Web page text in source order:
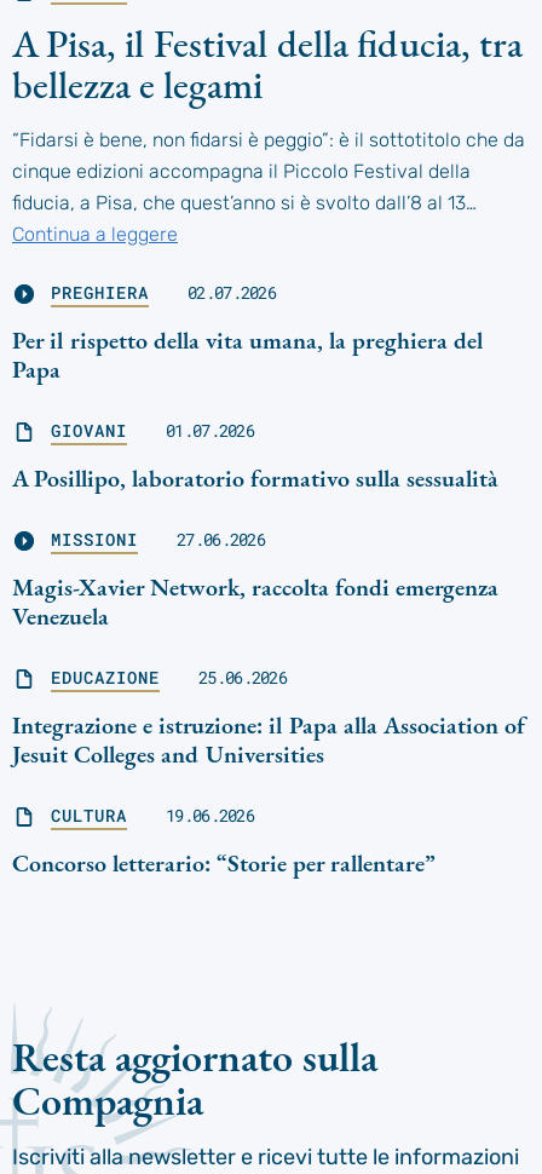
A Pisa, il Festival della fiducia, tra
bellezza e legami
“Fidarsi è bene, non fidarsi è peggio”: è il sottotitolo che da
cinque edizioni accompagna il Piccolo Festival della
fiducia, a Pisa, che quest’anno si è svolto dall’8 al 13…
Continua a leggere
PREGHIERA 02.07.2026
Per il rispetto della vita umana, la preghiera del
Papa
GIOVANI 01.07.2026
A Posillipo, laboratorio formativo sulla sessualità
MISSIONI 27.06.2026
Magis-Xavier Network, raccolta fondi emergenza
Venezuela
EDUCAZIONE 25.06.2026
Integrazione e istruzione: il Papa alla Association of
Jesuit Colleges and Universities
CULTURA 19.06.2026
Concorso letterario: “Storie per rallentare”
Resta aggiornato sulla
Compagnia
Iscriviti alla newsletter e ricevi tutte le informazioni